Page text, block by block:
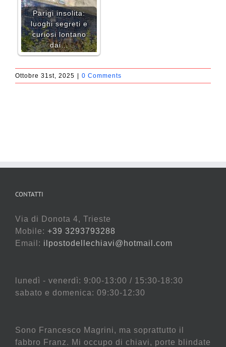
Parigi insolita:
luoghi segreti e
curiosi lontano
dai…
Ottobre 31st, 2025 0 Comments
CONTATTI
Via di Donota 4, Trieste
Mobile: +39 3293793288
Email: ilpostodellechiavi@hotmail.com
lunedì - venerdì: 9:00-13:00 / 15:30-18:30
sabato e domenica: 09:30-12:30
Sono Francesco Magrini, ma soprattutto il
fabbro Franz. Mi occupo di chiavi, porte blindate